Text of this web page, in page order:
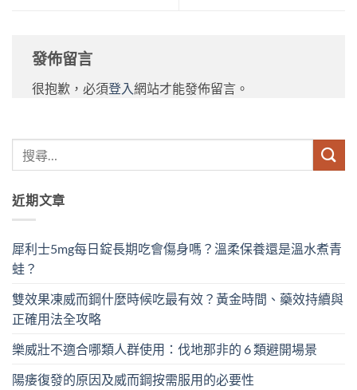
發佈留言
很抱歉，必須登入網站才能發佈留言。
近期文章
犀利士5mg每日錠長期吃會傷身嗎？溫柔保養還是溫水煮青
蛙？
雙效果凍威而鋼什麼時候吃最有效？黃金時間、藥效持續與
正確用法全攻略
樂威壯不適合哪類人群使用：伐地那非的 6 類避開場景
陽痿復發的原因及威而鋼按需服用的必要性